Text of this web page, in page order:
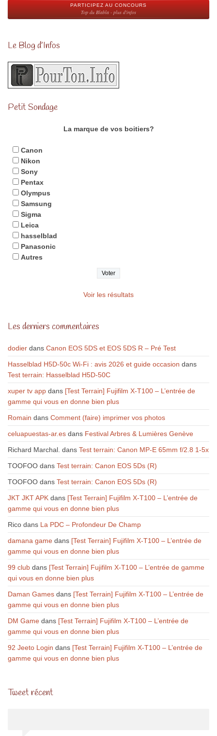
PARTICIPEZ AU CONCOURS
Top du Blabla - plus d'infos
Le Blog d’Infos
Petit Sondage
La marque de vos boitiers?
Canon
Nikon
Sony
Pentax
Olympus
Samsung
Sigma
Leica
hasselblad
Panasonic
Autres
Voir les résultats
Les derniers commentaires
dodierdans Canon EOS 5DS et EOS 5DS R – Pré Test
Hasselblad H5D-50c Wi-Fi : avis 2026 et guide occasion dans
Test terrain: Hasselblad H5D-50C
xuper tv appdans [Test Terrain] Fujifilm X-T100 – L’entrée de
gamme qui vous en donne bien plus
Romain dans Comment (faire) imprimer vos photos
celuapuestas-ar.esdans Festival Arbres & Lumières Genève
Richard Marchal. dans Test terrain: Canon MP-E 65mm f/2.8 1-5x
TOOFOOdans Test terrain: Canon EOS 5Ds (R)
TOOFOOdans Test terrain: Canon EOS 5Ds (R)
JKT JKT APKdans [Test Terrain] Fujifilm X-T100 – L’entrée de
gamme qui vous en donne bien plus
Ricodans La PDC – Profondeur De Champ
damana gamedans [Test Terrain] Fujifilm X-T100 – L’entrée de
gamme qui vous en donne bien plus
99 clubdans [Test Terrain] Fujifilm X-T100 – L’entrée de gamme
qui vous en donne bien plus
Daman Gamesdans [Test Terrain] Fujifilm X-T100 – L’entrée de
gamme qui vous en donne bien plus
DM Gamedans [Test Terrain] Fujifilm X-T100 – L’entrée de
gamme qui vous en donne bien plus
92 Jeeto Login dans [Test Terrain] Fujifilm X-T100 – L’entrée de
gamme qui vous en donne bien plus
Tweet récent